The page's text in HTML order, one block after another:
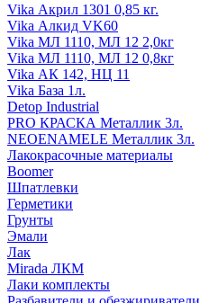
Vika Акрил 1301 0,85 кг.
Vika Алкид VK60
Vika МЛ 1110, МЛ 12 2,0кг
Vika МЛ 1110, МЛ 12 0,8кг
Vika АК 142, НЦ 11
Vika База 1л.
Detop Industrial
PRO КРАСКА Металлик 3л.
NEOENAMELE Металлик 3л.
Лакокрасочные материалы
Boomer
Шпатлевки
Герметики
Грунты
Эмали
Лак
Mirada ЛКМ
Лаки комплекты